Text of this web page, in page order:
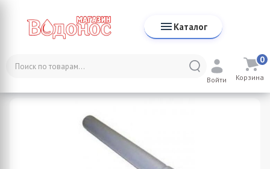
Каталог
Войти Корзина
0
Каталог
Труба ПВХ 50*0.5 м.